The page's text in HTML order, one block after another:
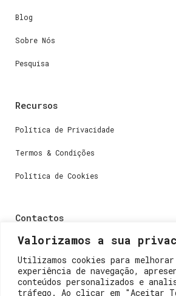
Valorizamos a sua
Utilizamos cookies para
experiência de navegação,
conteúdos personalizados e
tráfego. Ao clicar em "Aceitar
Blog
Sobre Nós
Pesquisa
Recursos
Política de Privacidade
Termos & Condições
Política de Cookies
Contactos
Dúvidas ou perguntas envie-nos um e-
Dúvidas de registro ou suporte, envie
support@lisboainnovation.com